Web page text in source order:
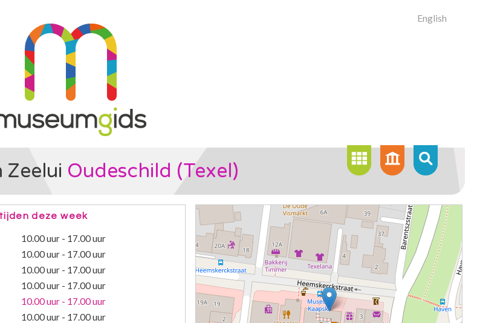
English
Zeelui Oudeschild (Texel)
deze week
10.00 uur - 17.00 uur
10.00 uur - 17.00 uur
10.00 uur - 17.00 uur
10.00 uur - 17.00 uur
10.00 uur - 17.00 uur
10.00 uur - 17.00 uur